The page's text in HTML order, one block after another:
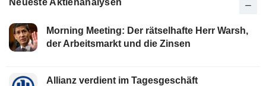
Neueste Aktienanalysen
Morning Meeting: Der rätselhafte Herr Warsh,
der Arbeitsmarkt und die Zinsen
Allianz verdient im Tagesgeschäft